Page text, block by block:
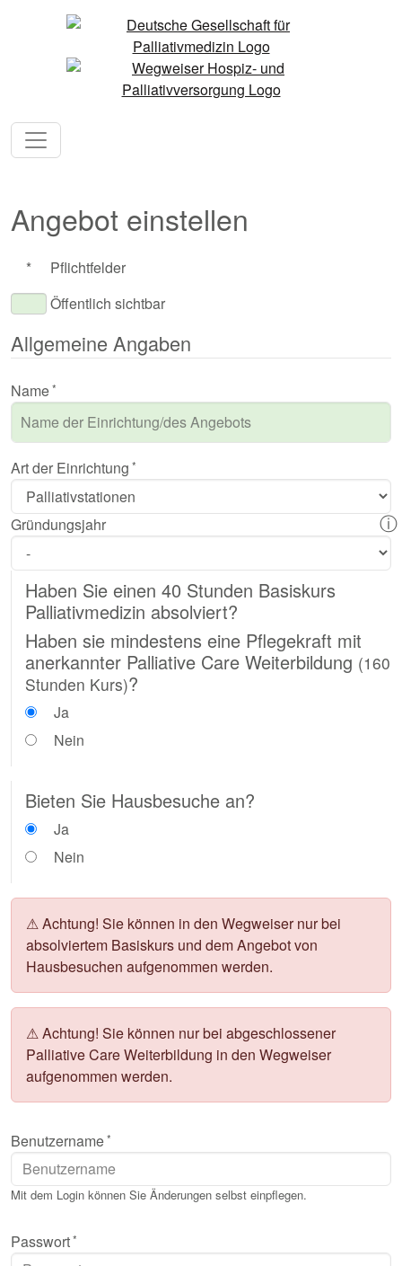
Angebot einstellen
*
Pflichtfelder
Öffentlich sichtbar
Allgemeine Angaben
Name
Art der Einrichtung
Gründungsjahr ⓘ
Haben Sie einen 40 Stunden Basiskurs
Palliativmedizin absolviert?
Haben sie mindestens eine Pflegekraft mit
anerkannter Palliative Care Weiterbildung (160
Stunden Kurs)?
Ja
Nein
Bieten Sie Hausbesuche an?
Ja
Nein
⚠ Achtung! Sie können in den Wegweiser nur bei
absolviertem Basiskurs und dem Angebot von
Hausbesuchen aufgenommen werden.
⚠ Achtung! Sie können nur bei abgeschlossener
Palliative Care Weiterbildung in den Wegweiser
aufgenommen werden.
Benutzername
Mit dem Login können Sie Änderungen selbst einpflegen.
Passwort